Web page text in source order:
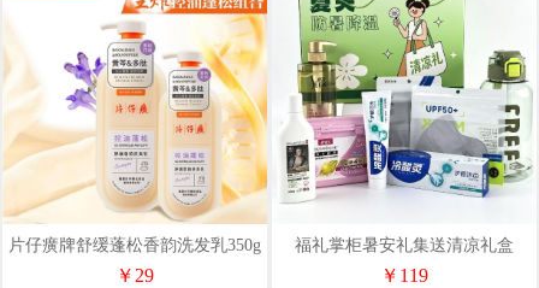
片仔癀牌舒缓蓬松香韵洗发乳350g
￥29
福礼掌柜暑安礼集送清凉礼盒
￥119